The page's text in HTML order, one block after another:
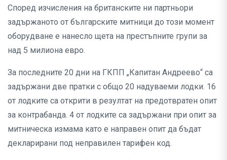
Според изчисления на британските ни партньори
задържаното от българските митници до този момент
оборудване е нанесло щета на престъпните групи за
над 5 милиона евро.
За последните 20 дни на ГКПП „Капитан Андреево“ са
задържани две пратки с общо 20 надуваеми лодки. 16
от лодките са открити в резултат на предотвратен опит
за контрабанда. 4 от лодките са задържани при опит за
митническа измама като е направен опит да бъдат
декларирани под неправилен тарифен код.